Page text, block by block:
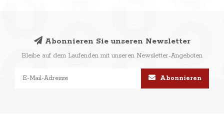
Abonnieren Sie unseren Newsletter
Bleibe auf dem Laufenden mit unseren Newsletter-Angeboten
Abonnieren